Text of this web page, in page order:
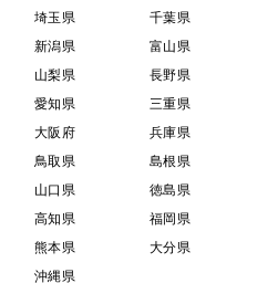
埼玉県
千葉県
新潟県
富山県
山梨県
長野県
愛知県
三重県
大阪府
兵庫県
鳥取県
島根県
山口県
徳島県
高知県
福岡県
熊本県
大分県
沖縄県